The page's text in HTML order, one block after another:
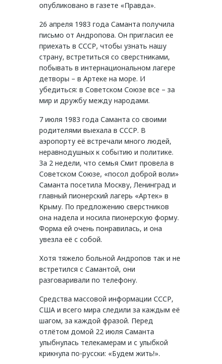
опубликовано в газете «Правда».
26 апреля 1983 года Саманта получила
письмо от Андропова. Он пригласил ее
приехать в СССР, чтобы узнать нашу
страну, встретиться со сверстниками,
побывать в интернациональном лагере
детворы – в Артеке на море. И
убедиться: в Советском Союзе все – за
мир и дружбу между народами.
7 июля 1983 года Саманта со своими
родителями выехала в СССР. В
аэропорту её встречали много людей,
неравнодушных к событию и политике.
За 2 недели, что семья Смит провела в
Советском Союзе, «посол доброй воли»
Саманта посетила Москву, Ленинград и
главный пионерский лагерь «Артек» в
Крыму. По предложению сверстников
она надела и носила пионерскую форму.
Форма ей очень понравилась, и она
увезла её с собой.
Хотя тяжело больной Андропов так и не
встретился с Самантой, они
разговаривали по телефону.
Средства массовой информации СССР,
США и всего мира следили за каждым её
шагом, за каждой фразой. Перед
отлётом домой 22 июля Саманта
улыбнулась телекамерам и с улыбкой
крикнула по-русски: «Будем жить!».